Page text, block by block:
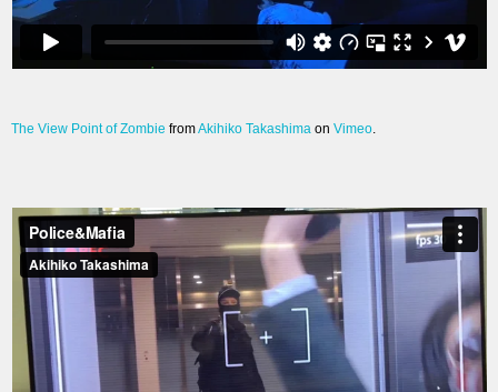
The View Point of Zombie fromAkihiko Takashima on Vimeo.